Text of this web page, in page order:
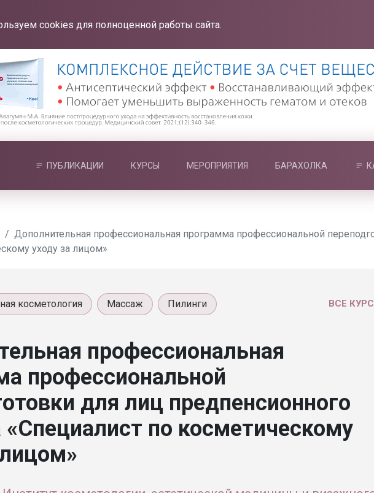
cookies для полноценной работы сайта.
ПУБЛИКАЦИИ КУРСЫ МЕРОПРИЯТИЯ БАРАХОЛКА
Дополнительная профессиональная программа профессиональной
уходу за лицом»
ВСЕ
косметология Массаж Пилинги
профессиональная
профессиональной
для лиц предпенсионного
«Специалист по косметическому